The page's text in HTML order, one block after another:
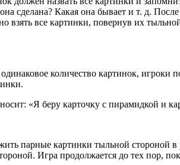
сделана? Какая она бывает и т. д.
взять все картинки, повернув их
количество картинок, игроки
«Я беру карточку с пирамидкой и
парные картинки тыльной стороной
Игра продолжается до тех пор,